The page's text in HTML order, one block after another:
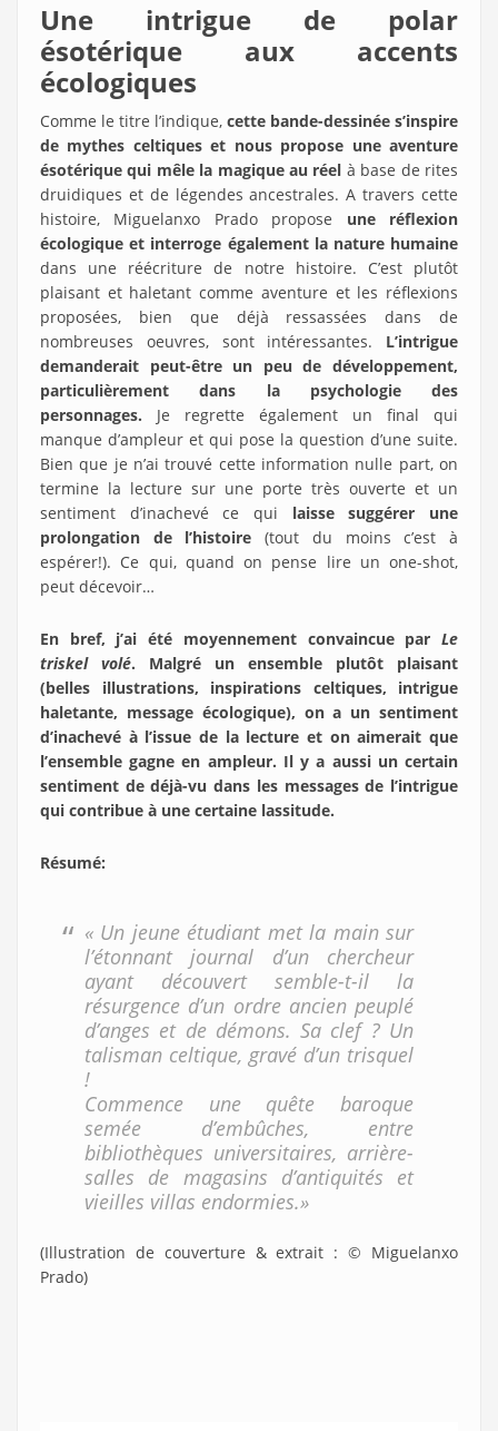
Une intrigue de polar
ésotérique aux accents
écologiques
Comme le titre l’indique, cette bande-dessinée s’inspire
de mythes celtiques et nous propose une aventure
ésotérique qui mêle la magique au réel à base de rites
druidiques et de légendes ancestrales. A travers cette
histoire, Miguelanxo Prado propose une réflexion
écologique et interroge également la nature humaine
dans une réécriture de notre histoire. C’est plutôt
plaisant et haletant comme aventure et les réflexions
proposées, bien que déjà ressassées dans de
nombreuses oeuvres, sont intéressantes. L’intrigue
demanderait peut-être un peu de développement,
particulièrement dans la psychologie
des
personnages. Je regrette également un final qui
manque d’ampleur et qui pose la question d’une suite.
Bien que je n’ai trouvé cette information nulle part, on
termine la lecture sur une porte très ouverte et un
sentiment d’inachevé ce qui laisse suggérer une
prolongation de l’histoire (tout du moins c’est à
espérer!). Ce qui, quand on pense lire un one-shot,
peut décevoir…
En bref, j’ai été moyennement convaincue par Le
triskel volé. Malgré un ensemble plutôt plaisant
(belles illustrations, inspirations celtiques, intrigue
haletante, message écologique), on a un sentiment
d’inachevé à l’issue de la lecture et on aimerait que
l’ensemble gagne en ampleur. Il y a aussi un certain
sentiment de déjà-vu dans les messages de l’intrigue
qui contribue à une certaine lassitude.
Résumé:
« Un jeune étudiant met la main sur
l’étonnant journal d’un chercheur
ayant découvert semble-t-il la
résurgence d’un ordre ancien peuplé
d’anges et de démons. Sa clef ? Un
talisman celtique, gravé d’un trisquel
!
Commence une quête baroque
semée d’embûches, entre
bibliothèques universitaires, arrière-
salles de magasins d’antiquités et
vieilles villas endormies.»
(Illustration de couverture & extrait : © Miguelanxo
Prado)